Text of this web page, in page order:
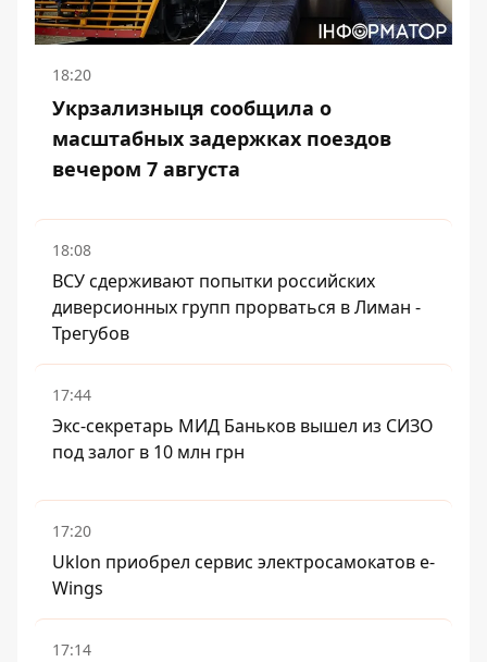
18:20
Укрзализныця сообщила о
масштабных задержках поездов
вечером 7 августа
18:08
ВСУ сдерживают попытки российских
диверсионных групп прорваться в Лиман -
Трегубов
17:44
Экс-секретарь МИД Баньков вышел из СИЗО
под залог в 10 млн грн
17:20
Uklon приобрел сервис электросамокатов e-
Wings
17:14